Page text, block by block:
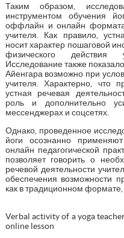
Таким образом,
инструментом обучения
оффлайн и онлайн
учителя. Как правило,
носит характер пошаговой
физического действия
Исследование также
Айенгара возможно при
учителя. Характерно, что
устная речевая
роль и дополнительно
мессенджерах и соцсетях.
Однако, проведенное
йоги осознанно
онлайн педагогической
позволяет говорить о
речевой деятельности
обеспечения возможности
как в традиционном
Verbal activity of a yoga
online lesson